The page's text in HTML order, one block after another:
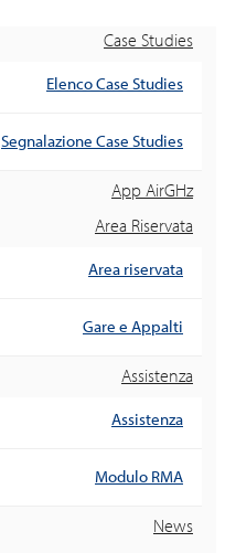
Case Studies
Elenco Case Studies
Segnalazione Case Studies
App AirGHz
Area Riservata
Area riservata
Gare e Appalti
Assistenza
Assistenza
Modulo RMA
News